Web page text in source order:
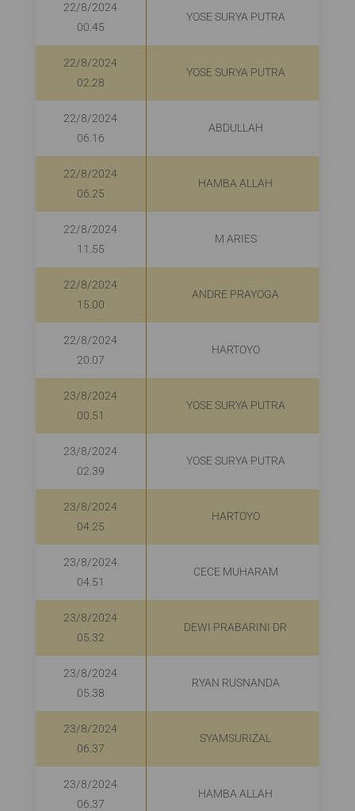
22/8/2024
00.45
YOSE SURYA PUTRA
22/8/2024
02.28
YOSE SURYA PUTRA
22/8/2024
06.16
ABDULLAH
22/8/2024
06.25
HAMBA ALLAH
22/8/2024
11.55
M ARIES
22/8/2024
15.00
ANDRE PRAYOGA
22/8/2024
20.07
HARTOYO
23/8/2024
00.51
YOSE SURYA PUTRA
23/8/2024
02.39
YOSE SURYA PUTRA
23/8/2024
04.25
HARTOYO
23/8/2024
04.51
CECE MUHARAM
23/8/2024
05.32
DEWI PRABARINI DR
23/8/2024
05.38
RYAN RUSNANDA
23/8/2024
06.37
SYAMSURIZAL
23/8/2024
06.37
HAMBA ALLAH